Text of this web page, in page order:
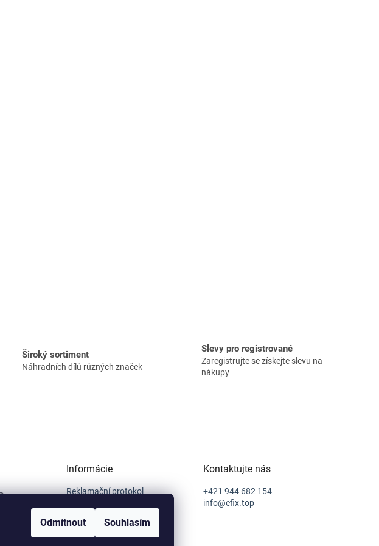
Odmítnout Souhlasím
Široký sortiment
Náhradních dílů různých značek
Slevy pro registrované
Zaregistrujte se získejte slevu na
nákupy
Informácie
Reklamační protokol
Odstoupení od smlouvy
Ochrana osobních údajů
Kontaktujte nás
+421 944 682 154
info@efix.top